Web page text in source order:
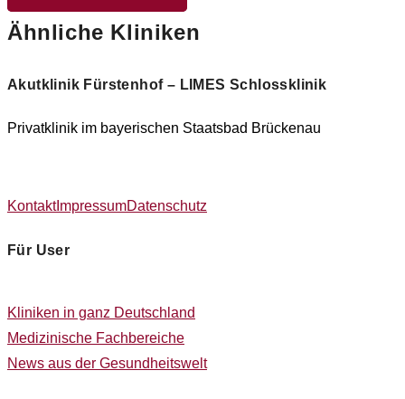
Ähnliche Kliniken
Akutklinik Fürstenhof – LIMES Schlossklinik
Privatklinik im bayerischen Staatsbad Brückenau
KontaktImpressumDatenschutz
Für User
Kliniken in ganz Deutschland
Medizinische Fachbereiche
News aus der Gesundheitswelt